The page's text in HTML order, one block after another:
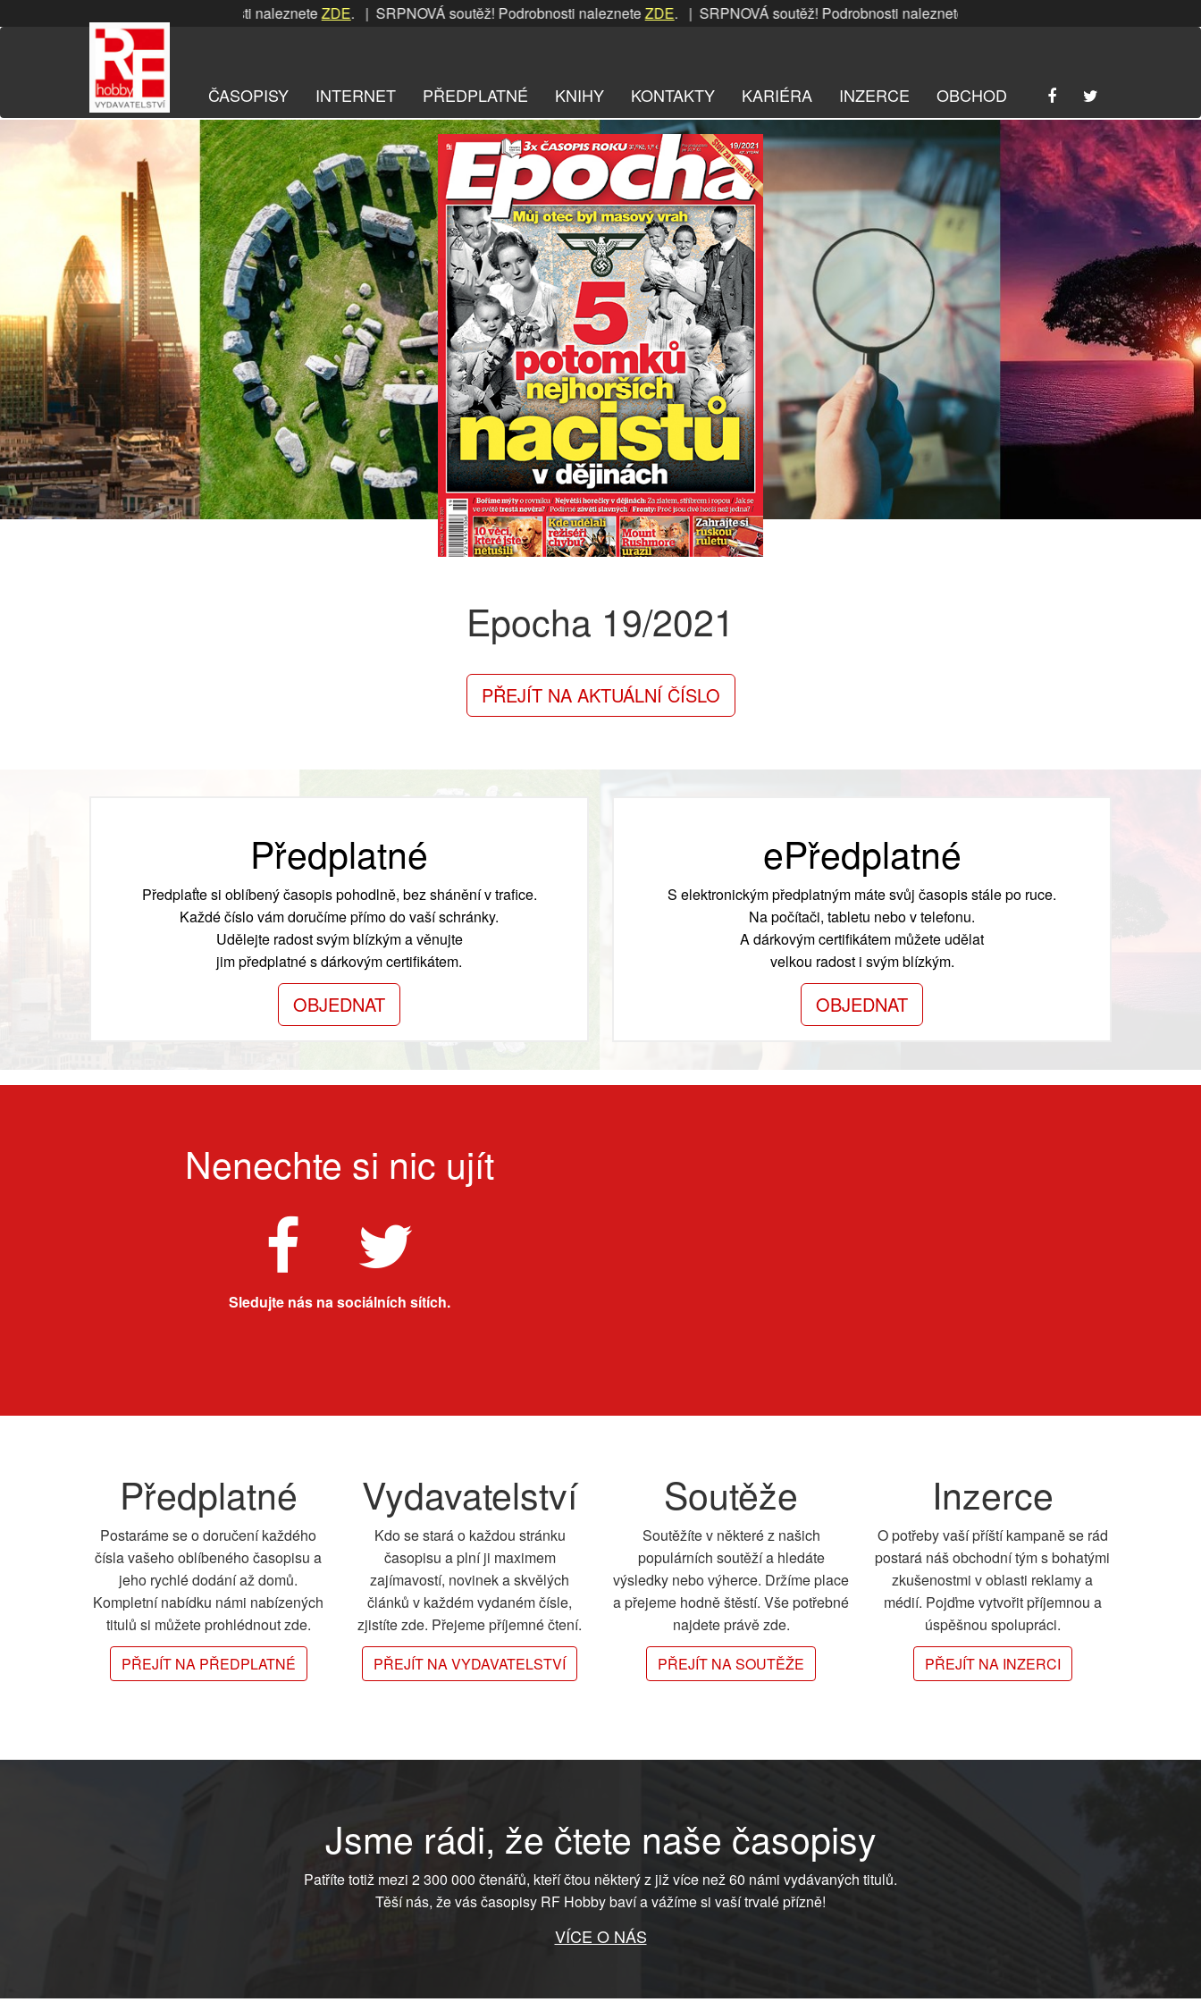
na
soutěž! Podrobnosti nalezneteZDE. | SRPNOVÁ soutěž! Podrobnosti nalezneteZDE. | SRPNOVÁ soutěž! Podrobnosti nalezneteZDE. | SRPNOVÁ soutěž! Podrobnosti
ČASOPISY INTERNET PŘEDPLATNÉ KNIHY KONTAKTY KARIÉRA INZERCE OBCHOD
Epocha 19/2021
PŘEJÍT NA AKTUÁLNÍ ČÍSLO
Předplatné
Předplaťte si oblíbený časopis pohodlně, bez shánění v trafice.
Každé číslo vám doručíme přímo do vaší schránky.
Udělejte radost svým blízkým a věnujte
jim předplatné s dárkovým certifikátem.
OBJEDNAT
ePředplatné
S elektronickým předplatným máte svůj časopis stále po ruce.
Na počítači, tabletu nebo v telefonu.
A dárkovým certifikátem můžete udělat
velkou radost i svým blízkým.
OBJEDNAT
Nenechte si nic ujít
Sledujte nás na sociálních sítích.
Předplatné
Postaráme se o doručení každého
čísla vašeho oblíbeného časopisu a
jeho rychlé dodání až domů.
Kompletní nabídku námi nabízených
titulů si můžete prohlédnout zde.
PŘEJÍT NA PŘEDPLATNÉ
Vydavatelství
Kdo se stará o každou stránku
časopisu a plní ji maximem
zajímavostí, novinek a skvělých
článků v každém vydaném čísle,
zjistíte zde. Přejeme příjemné čtení.
PŘEJÍT NA VYDAVATELSTVÍ
Soutěže
Soutěžíte v některé z našich
populárních soutěží a hledáte
výsledky nebo výherce. Držíme place
a přejeme hodně štěstí. Vše potřebné
najdete právě zde.
PŘEJÍT NA SOUTĚŽE
Inzerce
O potřeby vaší příští kampaně se rád
postará náš obchodní tým s bohatými
zkušenostmi v oblasti reklamy a
médií. Pojďme vytvořit příjemnou a
úspěšnou spolupráci.
PŘEJÍT NA INZERCI
Jsme rádi, že čtete naše časopisy
Patříte totiž mezi 2 300 000 čtenářů, kteří čtou některý z již více než 60 námi vydávaných titulů.
Těší nás, že vás časopisy RF Hobby baví a vážíme si vaší trvalé přízně!
VÍCE O NÁS